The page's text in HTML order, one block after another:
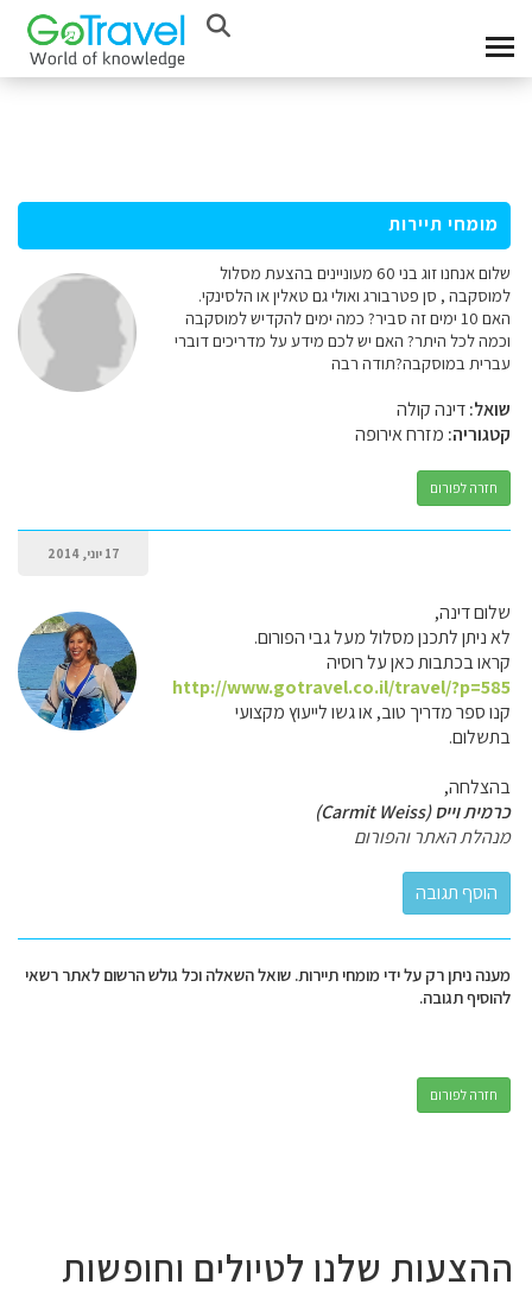
מומחי תיירות
שלום אנחנו זוג בני 60 מעוניינים בהצעת מסלול
למוסקבה , סן פטרבורג ואולי גם טאלין או הלסינקי.
האם 10 ימים זה סביר? כמה ימים להקדיש למוסקבה
וכמה לכל היתר? האם יש לכם מידע על מדריכים דוברי
עברית במוסקבה?תודה רבה
שואל:דינה קולה
קטגוריה: מזרח אירופה
חזרה לפורום
17 יוני, 2014
שלום דינה,
לא ניתן לתכנן מסלול מעל גבי הפורום.
קראו בכתבות כאן על רוסיה
http://www.gotravel.co.il/travel/?p=585
קנו ספר מדריך טוב, או גשו לייעוץ מקצועי
בתשלום.
בהצלחה,
כרמית וייס (Carmit Weiss)
מנהלת האתר והפורום
מענה ניתן רק על ידי מומחי תיירות. שואל השאלה וכל גולש הרשום לאתר רשאי
להוסיף תגובה.
חזרה לפורום
ההצעות שלנו לטיולים וחופשות